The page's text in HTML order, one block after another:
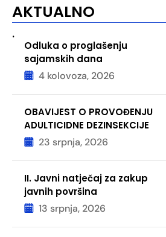
AKTUALNO
.
Odluka o proglašenju
sajamskih dana
4 kolovoza, 2026
OBAVIJEST O PROVOĐENJU
ADULTICIDNE DEZINSEKCIJE
23 srpnja, 2026
II. Javni natječaj za zakup
javnih površina
13 srpnja, 2026